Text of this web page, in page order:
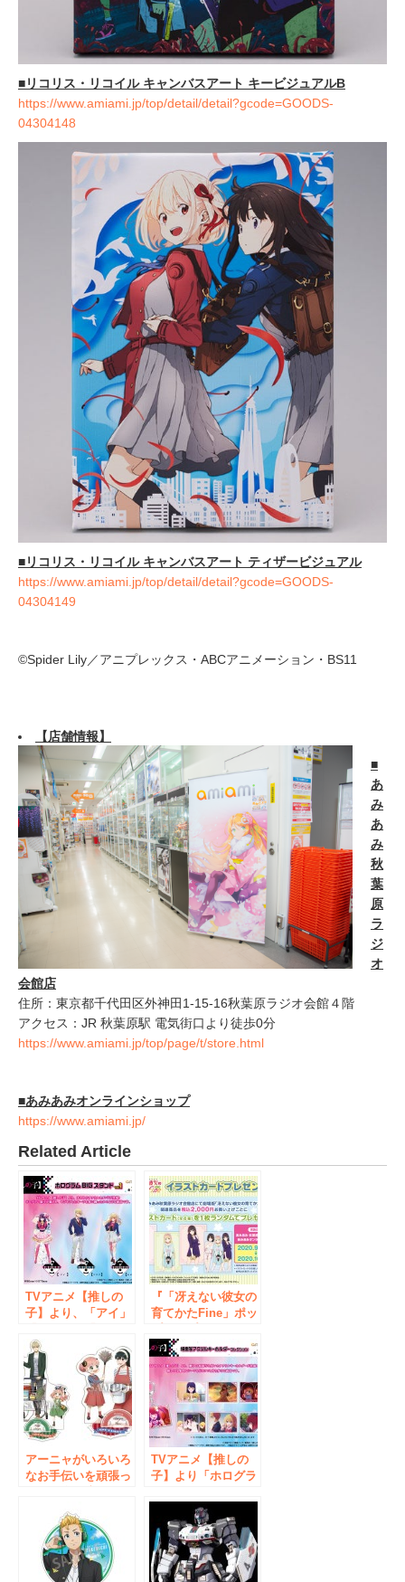
■リコリス・リコイル キャンバスアート キービジュアルB
https://www.amiami.jp/top/detail/detail?gcode=GOODS-
04304148
■リコリス・リコイル キャンバスアート ティザービジュアル
https://www.amiami.jp/top/detail/detail?gcode=GOODS-
04304149
©Spider Lily／アニプレックス・ABCアニメーション・BS11
【店舗情報】
■
あ
み
あ
み
秋
葉
原
ラ
ジ
オ
会館店
住所：東京都千代田区外神田1-15-16秋葉原ラジオ会館４階
アクセス：JR 秋葉原駅 電気街口より徒歩0分
https://www.amiami.jp/top/page/t/store.html
■あみあみオンラインショップ
https://www.amiami.jp/
Related Article
TVアニメ【推しの
子】より、「アイ」
ー」の大きめのアク
リルスタンドが「あ
みあみ」から登場。
『「冴えない彼女の
育てかたFine」ポッ
が、あみあみ秋葉原
ラジオ会館店＆オン
ラインショップにて
開催！
アーニャがいろいろ
なお手伝いを頑張っ
TVアニメ
『SPY×FAM ILY』
より描き下ろしビジ
ュアル「お手伝い」
を使用した、アクリ
TVアニメ【推しの
子】より「ホログラ
Vol.2」と「場面写
アクリルキーホルダ
ーコレクション」
が、「あみあみ」か
ら登場。